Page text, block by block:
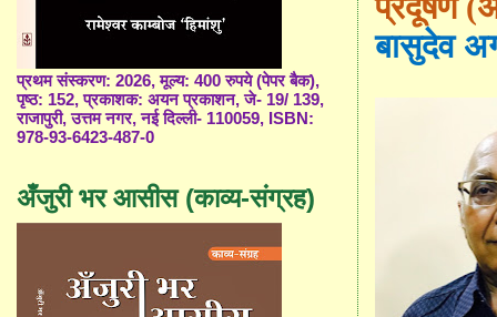
बासुदेव
प्रथम संस्करण: 2026, मूल्य: 400 रुपये (पेपर बैक),
पृष्ठ: 152, प्रकाशक: अयन प्रकाशन, जे- 19/ 139,
राजापुरी, उत्तम नगर, नई दिल्ली- 110059, ISBN:
978-93-6423-487-0
अँजुरी भर आसीस (काव्य-संग्रह)